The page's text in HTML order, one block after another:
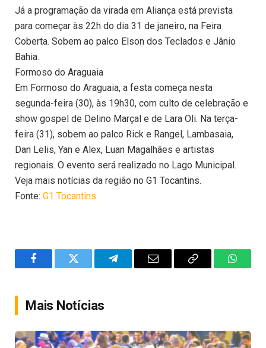
Já a programação da virada em Aliança está prevista
para começar às 22h do dia 31 de janeiro, na Feira
Coberta. Sobem ao palco Elson dos Teclados e Jânio
Bahia.
Formoso do Araguaia
Em Formoso do Araguaia, a festa começa nesta
segunda-feira (30), às 19h30, com culto de celebração e
show gospel de Delino Marçal e de Lara Oli. Na terça-
feira (31), sobem ao palco Rick e Rangel, Lambasaia,
Dan Lelis, Yan e Alex, Luan Magalhães e artistas
regionais. O evento será realizado no Lago Municipal.
Veja mais notícias da região no G1 Tocantins.
Fonte: G1 Tocantins
FacebookTwitter TelegramEmail
Copy
Mais Notícias